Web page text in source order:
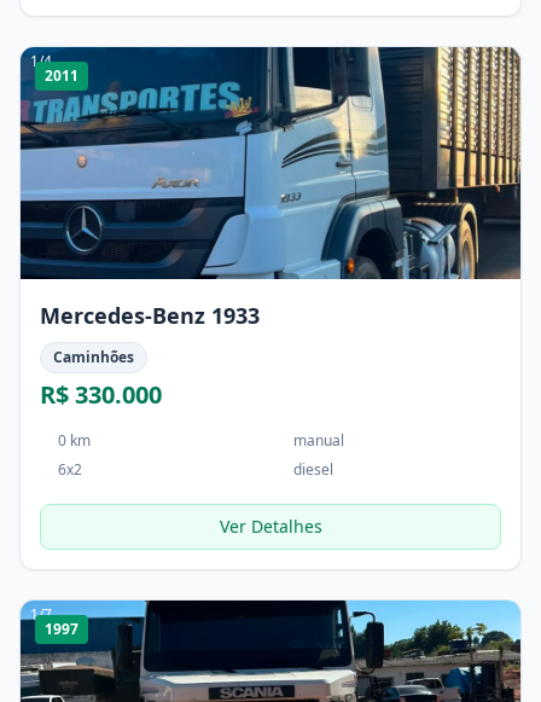
1/4
2011
Mercedes-Benz 1933
Caminhões
R$ 330.000
0 km
manual
6x2
diesel
Ver Detalhes
1/7
1997